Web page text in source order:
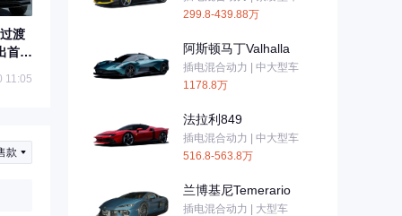
渡
首款
11:05
款
299.8-439.88万
阿斯顿马丁Valhalla
插电混合动力 | 中大型车
1178.8万
法拉利849
插电混合动力 | 中大型车
516.8-563.8万
兰博基尼Temerario
插电混合动力 | 大型车